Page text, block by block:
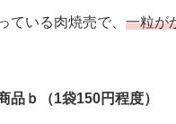
ている肉焼売で、 一粒が
品ｂ（1袋150円程度）